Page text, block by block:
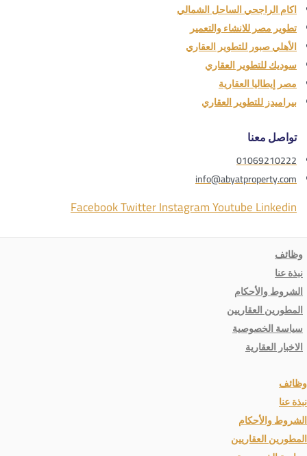
اكام الراجحي الساحل الشمالي
تطوير مصر للانشاء والتعمير
الأهلي صبور للتطوير العقاري
سوديك للتطوير العقاري
مصر إيطاليا العقارية
بيراميدز للتطوير العقاري
تواصل معنا
01069210222
info@abyatproperty.com
FacebookTwitterInstagramYoutubeLinkedin
وظائف
نبذة عنا
الشروط والأحكام
المطورين العقاريين
سياسة الخصوصية
الاخبار العقارية
وظائف
نبذة عنا
الشروط والأحكام
المطورين العقاريين